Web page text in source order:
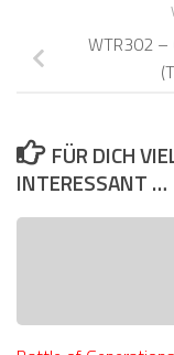
WTR302 –
FÜR DICH
INTERESSANT …